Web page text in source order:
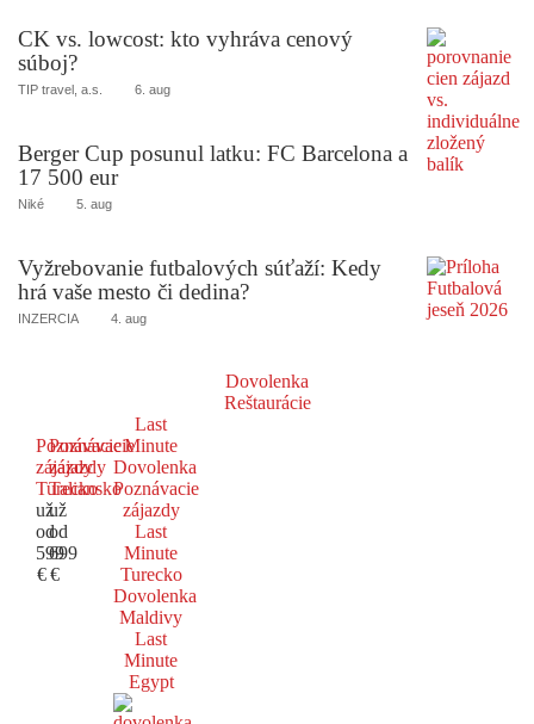
CK vs. lowcost: kto vyhráva cenový
súboj?
TIP travel, a.s. 6. aug
Berger Cup posunul latku: FC Barcelona a
17 500 eur
Niké 5. aug
Vyžrebovanie futbalových súťaží: Kedy
hrá vaše mesto či dedina?
INZERCIA 4. aug
Dovolenka
Reštaurácie
Poznávacie
zájazdy
Turecko
už
od
599
€
Poznávacie
zájazdy
Taliansko
už
od
699
€
Last
Minute
Dovolenka
Poznávacie
zájazdy
Last
Minute
Turecko
Dovolenka
Maldivy
Last
Minute
Egypt